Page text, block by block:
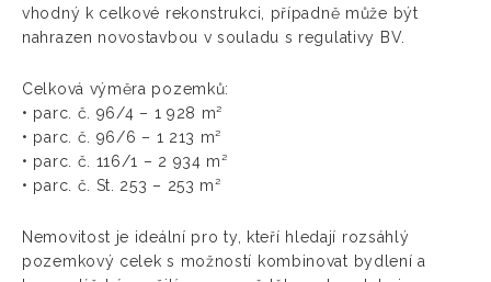
vhodný k celkové rekonstrukci, případně může být
nahrazen novostavbou v souladu s regulativy BV.
Celková výměra pozemků:
• parc. č. 96/4 – 1 928 m²
• parc. č. 96/6 – 1 213 m²
• parc. č. 116/1 – 2 934 m²
• parc. č. St. 253 – 253 m²
Nemovitost je ideální pro ty, kteří hledají rozsáhlý
pozemkový celek s možností kombinovat bydlení a